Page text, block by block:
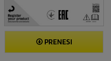
PRENESI